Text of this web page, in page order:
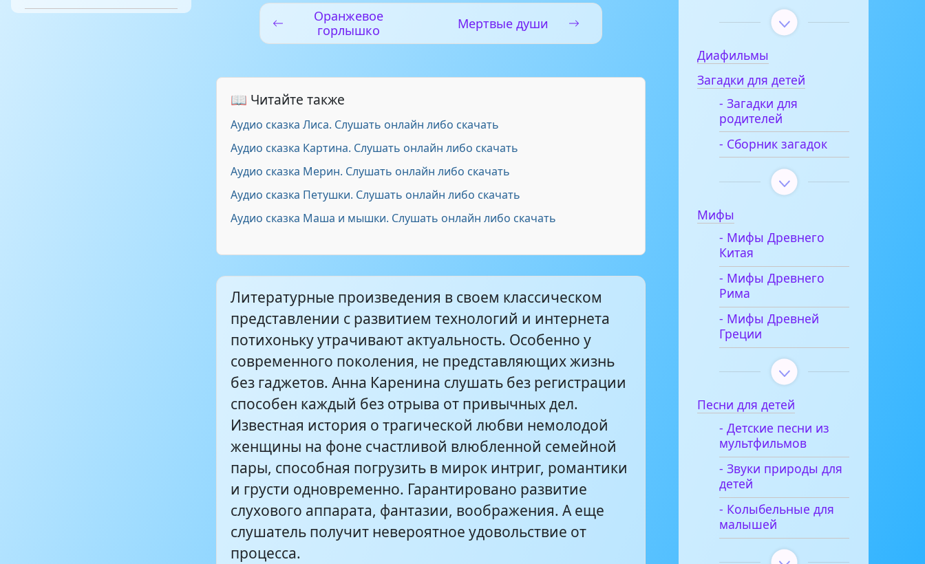
Л.Н. Толстой, Анна Каренина - Часть 5 1:05:34
Л.Н. Толстой, Анна Каренина - Часть 6
Оранжевое
горлышко
Мертвые души
📖 Читайте также
Аудио сказка Лиса. Слушать онлайн либо скачать
Аудио сказка Картина. Слушать онлайн либо скачать
Аудио сказка Мерин. Слушать онлайн либо скачать
Аудио сказка Петушки. Слушать онлайн либо скачать
Аудио сказка Маша и мышки. Слушать онлайн либо скачать
Литературные произведения в своем классическом
представлении с развитием технологий и интернета
потихоньку утрачивают актуальность. Особенно у
современного поколения, не представляющих жизнь
без гаджетов. Анна Каренина слушать без регистрации
способен каждый без отрыва от привычных дел.
Известная история о трагической любви немолодой
женщины на фоне счастливой влюбленной семейной
пары, способная погрузить в мирок интриг, романтики
и грусти одновременно. Гарантировано развитие
слухового аппарата, фантазии, воображения. А еще
слушатель получит невероятное удовольствие от
процесса.
Диафильмы
Загадки для детей
- Загадки для
родителей
- Сборник загадок
Мифы
- Мифы Древнего
Китая
- Мифы Древнего
Рима
- Мифы Древней
Греции
Песни для детей
- Детские песни из
мультфильмов
- Звуки природы для
детей
- Колыбельные для
малышей